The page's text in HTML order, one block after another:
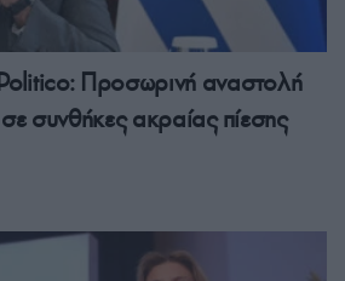
Προσωρινή αναστολή
συνθήκες ακραίας πίεσης